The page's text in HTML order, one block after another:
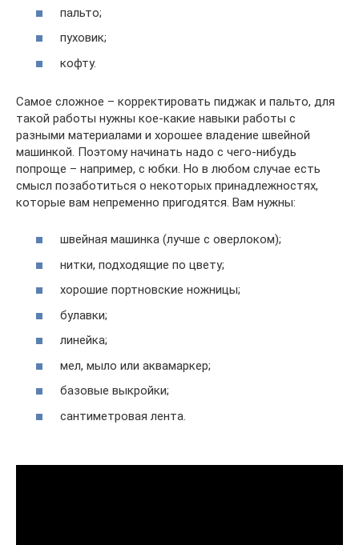
пальто;
пуховик;
кофту.
Самое сложное – корректировать пиджак и пальто, для
такой работы нужны кое-какие навыки работы с
разными материалами и хорошее владение швейной
машинкой. Поэтому начинать надо с чего-нибудь
попроще – например, с юбки. Но в любом случае есть
смысл позаботиться о некоторых принадлежностях,
которые вам непременно пригодятся. Вам нужны:
швейная машинка (лучше с оверлоком);
нитки, подходящие по цвету;
хорошие портновские ножницы;
булавки;
линейка;
мел, мыло или аквамаркер;
базовые выкройки;
сантиметровая лента.